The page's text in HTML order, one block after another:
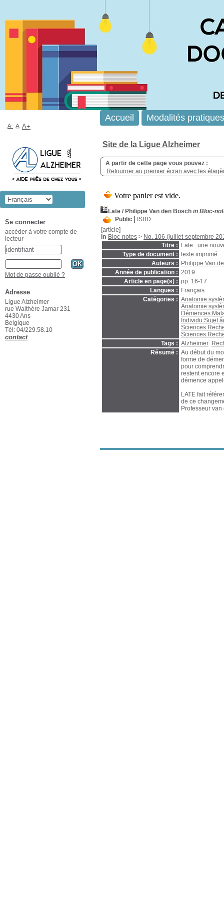
Site de la Ligue Alzheimer
A partir de cette page vous pouvez :
Retourner au premier écran avec les
Late / Philippe Van den Bosch in Bloc-
Public
ISBD
[article]
in Bloc-notes > No. 106 (juillet-septembre
Titre :
Late : une
Type de document : texte imprimé
Auteurs :
Philippe Van
Année de publication : 2019
Article en page(s) : pp. 16-17
Langues :
Français
Catégories :
Individu:Sujet
Tags : Alzheimer
Résumé : Au début du
forme de
pour
restent encore
démence
LATE fait
de ce
Professeur
Accueil Modalités pratiques
A- A A+
Se connecter
accéder à votre compte de
lecteur
Mot de passe oublié ?
Adresse
Ligue Alzheimer
rue Walthère Jamar 231
4430 Ans
Belgique
Tél: 04/229.58.10
contact